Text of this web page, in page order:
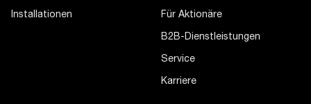
Installationen Für Aktionäre
B2B-Dienstleistungen
Service
Karriere